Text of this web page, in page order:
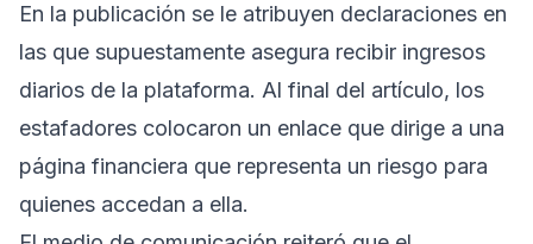
En la publicación se le atribuyen declaraciones en
las que supuestamente asegura recibir ingresos
diarios de la plataforma. Al final del artículo, los
estafadores colocaron un enlace que dirige a una
página financiera que representa un riesgo para
quienes accedan a ella.